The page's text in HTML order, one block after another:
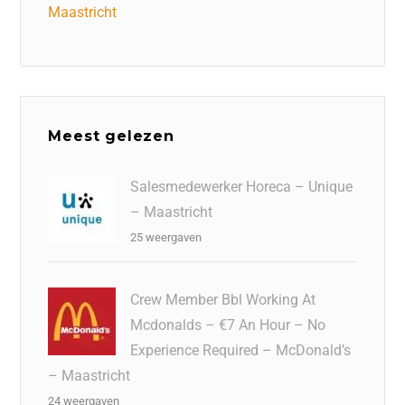
Maastricht
Meest gelezen
Salesmedewerker Horeca – Unique
– Maastricht
25 weergaven
Crew Member Bbl Working At
Mcdonalds – €7 An Hour – No
Experience Required – McDonald’s
– Maastricht
24 weergaven